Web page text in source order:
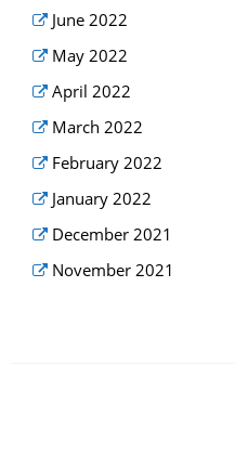
June 2022
May 2022
April 2022
March 2022
February 2022
January 2022
December 2021
November 2021